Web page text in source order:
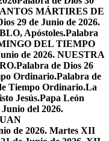
MÁRTIRES DE
29 de Junio de 2026.
Apóstoles.Palabra
DEL TIEMPO
de 2026. NUESTRA
Palabra de Dios 26
Ordinario.Palabra de
Tiempo Ordinario.La
Jesús.Papa León
del 2026.
de 2026. Martes XII